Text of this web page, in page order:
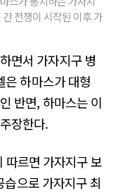
전쟁이 시작된 이후 가
면서 가자지구 병
은 하마스가 대형
반면, 하마스는 이
장한다.
따르면 가자지구 보
으로 가자지구 최